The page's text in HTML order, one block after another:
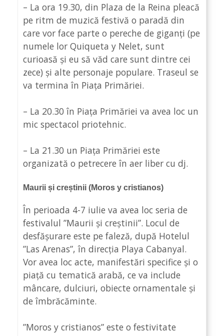
– La ora 19.30, din Plaza de la Reina pleacă
pe ritm de muzică festivă o paradă din
care vor face parte o pereche de giganți (pe
numele lor Quiqueta y Nelet, sunt
curioasă și eu să văd care sunt dintre cei
zece) și alte personaje populare. Traseul se
va termina în Piața Primăriei.
– La 20.30 în Piața Primăriei va avea loc un
mic spectacol priotehnic.
– La 21.30 un Piața Primăriei este
organizată o petrecere în aer liber cu dj.
Maurii și creștinii (Moros y cristianos)
În perioada 4-7 iulie va avea loc seria de
festivalul ”Maurii și creștinii”. Locul de
desfășurare este pe faleză, după Hotelul
”Las Arenas”, în direcția Playa Cabanyal.
Vor avea loc acte, manifestări specifice și o
piață cu tematică arabă, ce va include
mâncare, dulciuri, obiecte ornamentale și
de îmbrăcăminte.
”Moros y cristianos” este o festivitate